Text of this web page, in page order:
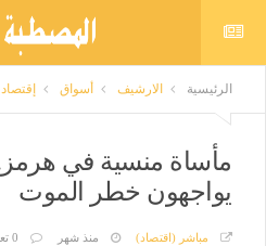
الرئيسية الارشيف أسواق إقتصاد
يواجهون خطر الموت
مباشر (اقتصاد) منذ شهر 0 تعليق